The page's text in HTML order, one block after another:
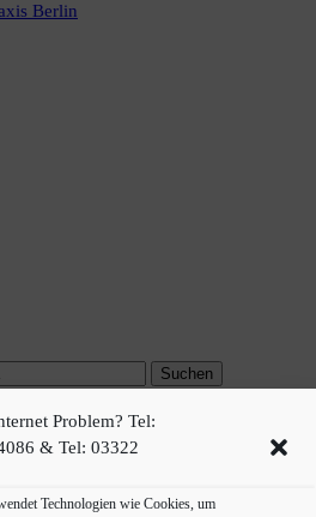
Problem? Tel:
& Tel: 03322
Technologien wie Cookies, um
Berlin